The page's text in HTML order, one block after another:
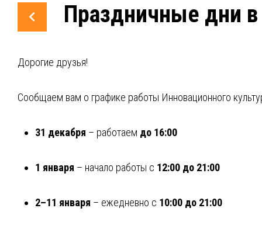
Праздничные дни
Дорогие друзья!
Сообщаем вам о графике работы Инновационного
31 декабря – работаем до 16:00
1 января – начало работы с 12:00 до 21:00
2–11 января – ежедневно с 10:00 до 21:00